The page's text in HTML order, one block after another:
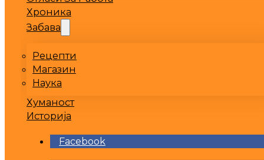
Хроника
Забава
Рецепти
Магазин
Наука
Хуманост
Историја
Facebook